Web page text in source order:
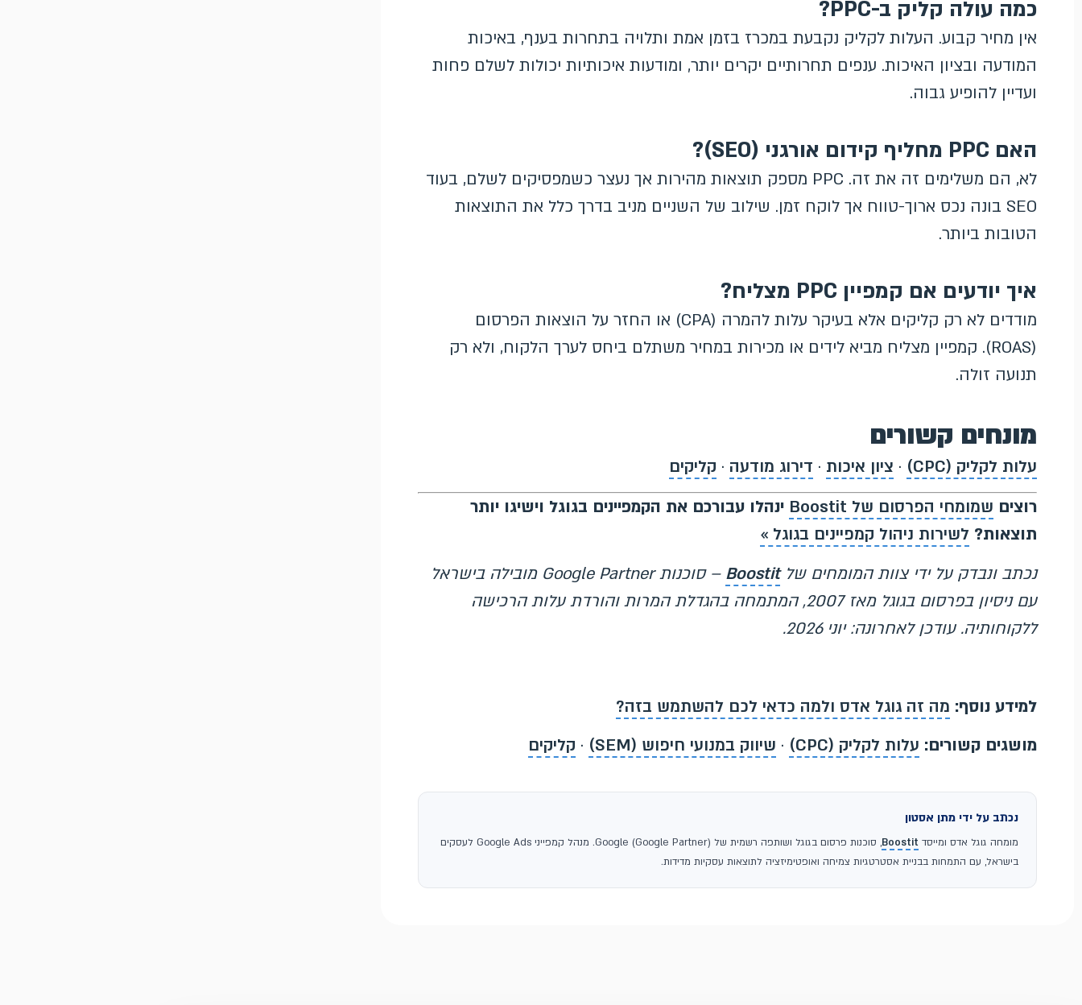
כמה עולה קליק ב-PPC?
אין מחיר קבוע. העלות לקליק נקבעת במכרז בזמן אמת ותלויה בתחרות בענף, באיכות
המודעה ובציון האיכות. ענפים תחרותיים יקרים יותר, ומודעות איכותיות יכולות לשלם פחות
ועדיין להופיע גבוה.
האם PPC מחליף קידום אורגני (SEO)?
לא, הם משלימים זה את זה. PPC מספק תוצאות מהירות אך נעצר כשמפסיקים לשלם, בעוד
SEO בונה נכס ארוך-טווח אך לוקח זמן. שילוב של השניים מניב בדרך כלל את התוצאות
הטובות ביותר.
איך יודעים אם קמפיין PPC מצליח?
מודדים לא רק קליקים אלא בעיקר עלות להמרה (CPA) או החזר על הוצאות הפרסום
(ROAS). קמפיין מצליח מביא לידים או מכירות במחיר משתלם ביחס לערך הלקוח, ולא רק
תנועה זולה.
מונחים קשורים
עלות לקליק (CPC) · ציון איכות · דירוג מודעה · קליקים
רוצים שמומחי הפרסום של Boostit
ינהלו עבורכם את הקמפיינים בגוגל וישיגו יותר
תוצאות? לשירות ניהול קמפיינים בגוגל »
נכתב ונבדק על ידי צוות המומחים שלBoostit
– סוכנות Google Partner מובילה בישראל
עם ניסיון בפרסום בגוגל מאז 2007, המתמחה בהגדלת המרות והורדת עלות הרכישה
ללקוחותיה. עודכן לאחרונה: יוני 2026.
למידע נוסף: מה זה גוגל אדס ולמה כדאי לכם להשתמש בזה?
מושגים קשורים: עלות לקליק (CPC) · שיווק במנועי חיפוש (SEM) · קליקים
נכתב על ידי מתן אסטון
מומחה גוגל אדס ומייסד Boostit
, סוכנות פרסום בגוגל ושותפה רשמית של Google (Google Partner). מנהל קמפייני Google Ads לעסקים
בישראל, עם התמחות בבניית אסטרטגיות צמיחה ואופטימיזציה לתוצאות עסקיות מדידות.